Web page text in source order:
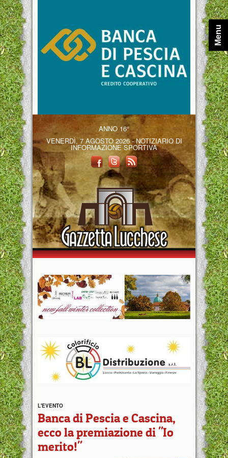
ANNO 16°
VENERDÌ, 7 AGOSTO 2026 - NOTIZIARIO DI
INFORMAZIONE SPORTIVA
L'EVENTO
Banca di Pescia e Cascina,
ecco la premiazione di "Io
merito!"
Menu